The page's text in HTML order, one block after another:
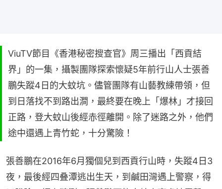
ViuTV節目《香港秘密搜查官》周三播出「西貢結
界」的一集，攝製團隊探索懷疑5年前行山人士張善
鵬失蹤4日的大蚊坑。儘管團隊有山藝教練帶領，但
到日落找不到路出澗，最終要在晚上「爆林」才接回
正路，登大蚊山後經赤徑離開。除了迷路之外，他們
途中還遇上青竹蛇，十分驚險！
張善鵬在2016年6月獨個兒到西貢行山時，失蹤4日3
夜，最後經四叠潭逃出生天，到鹹田灣遇上警察，得